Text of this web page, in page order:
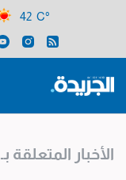
42 C°
الأخبار المتعلقة بـ